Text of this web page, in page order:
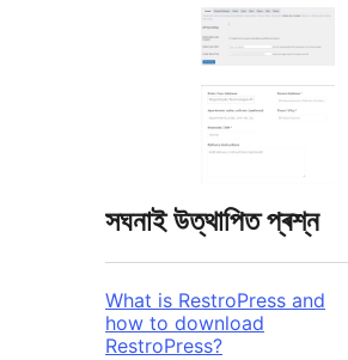
সঘনাই উত্থাপিত প্ৰশ্ন
What is RestroPress and
how to download
RestroPress?